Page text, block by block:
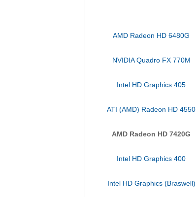
AMD Radeon HD 6480G
NVIDIA Quadro FX 770M
Intel HD Graphics 405
ATI (AMD) Radeon HD 4550
AMD Radeon HD 7420G
Intel HD Graphics 400
Intel HD Graphics (Braswell)